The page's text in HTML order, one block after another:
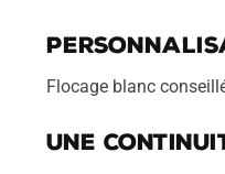
Flocage blanc
Une